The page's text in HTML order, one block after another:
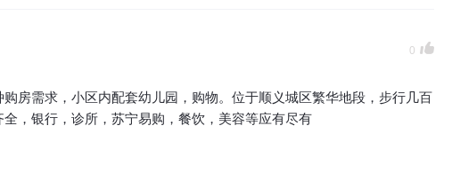
0
房需求，小区内配套幼儿园，购物。位于顺义城区繁华地段，步行几百
，银行，诊所，苏宁易购，餐饮，美容等应有尽有